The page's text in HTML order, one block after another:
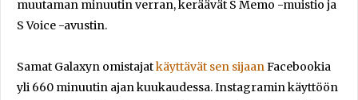
muutaman minuutin verran, keräävät S Memo -muistio ja
S Voice -avustin.
Samat Galaxyn omistajatkäyttävät sen sijaanFacebookia
yli 660 minuutin ajan kuukaudessa. Instagramin käyttöön